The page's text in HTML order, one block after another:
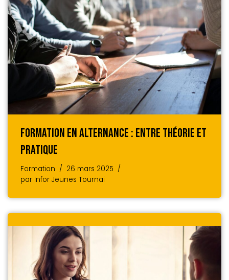
Formation En Alternance : Entre Théorie Et
Pratique
Formation
26 mars 2025
par Infor Jeunes Tournai